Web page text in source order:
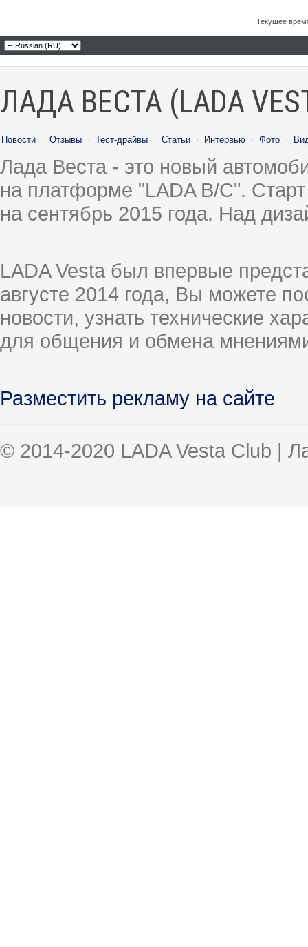
Текущее
ЛАДА ВЕСТА (LADA
Новости · Отзывы · Тест-драйвы · Статьи · Интервью · Фото ·
Лада Веста - это новый
на платформе "LADA B/C".
на сентябрь 2015 года. Над
LADA Vesta был впервые
августе 2014 года, Вы можете
новости, узнать технические
для общения и обмена
Разместить рекламу на сайте
© 2014-2020 LADA Vesta Club |